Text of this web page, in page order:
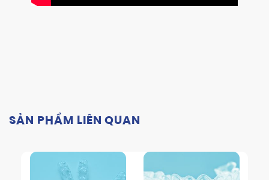
SẢN PHẨM LIÊN QUAN